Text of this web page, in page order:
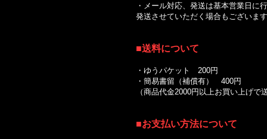
・メール対応、発送は基本営業日に行
発送させていただく場合もございます
■送料について
・ゆうパケット 200円
・簡易書留（補償有） 400円
（商品代金2000円以上お買い上げ
■お支払い方法について